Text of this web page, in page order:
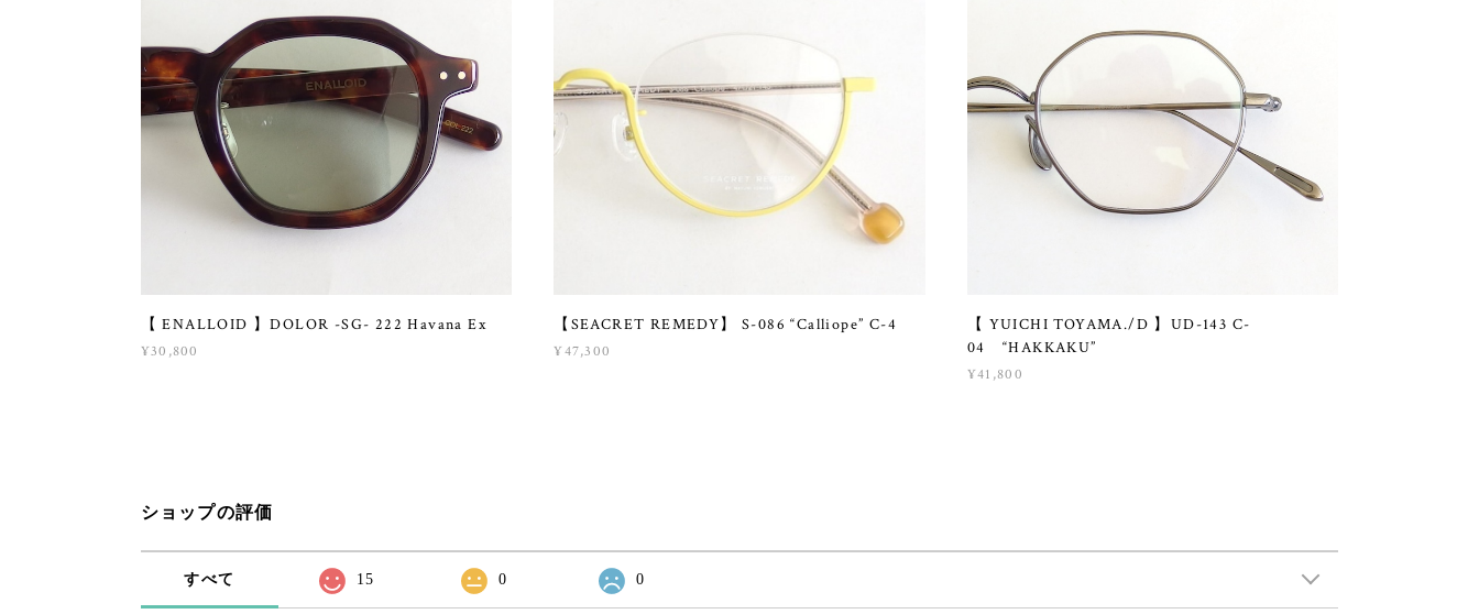
【 ENALLOID 】DOLOR -SG- 222 Havana Ex
¥30,800
【SEACRET REMEDY】 S-086 “Calliope” C-4
¥47,300
【 YUICHI TOYAMA./D 】UD-143 C-
04 “HAKKAKU”
¥41,800
ショップの評価
すべて 15 0 0